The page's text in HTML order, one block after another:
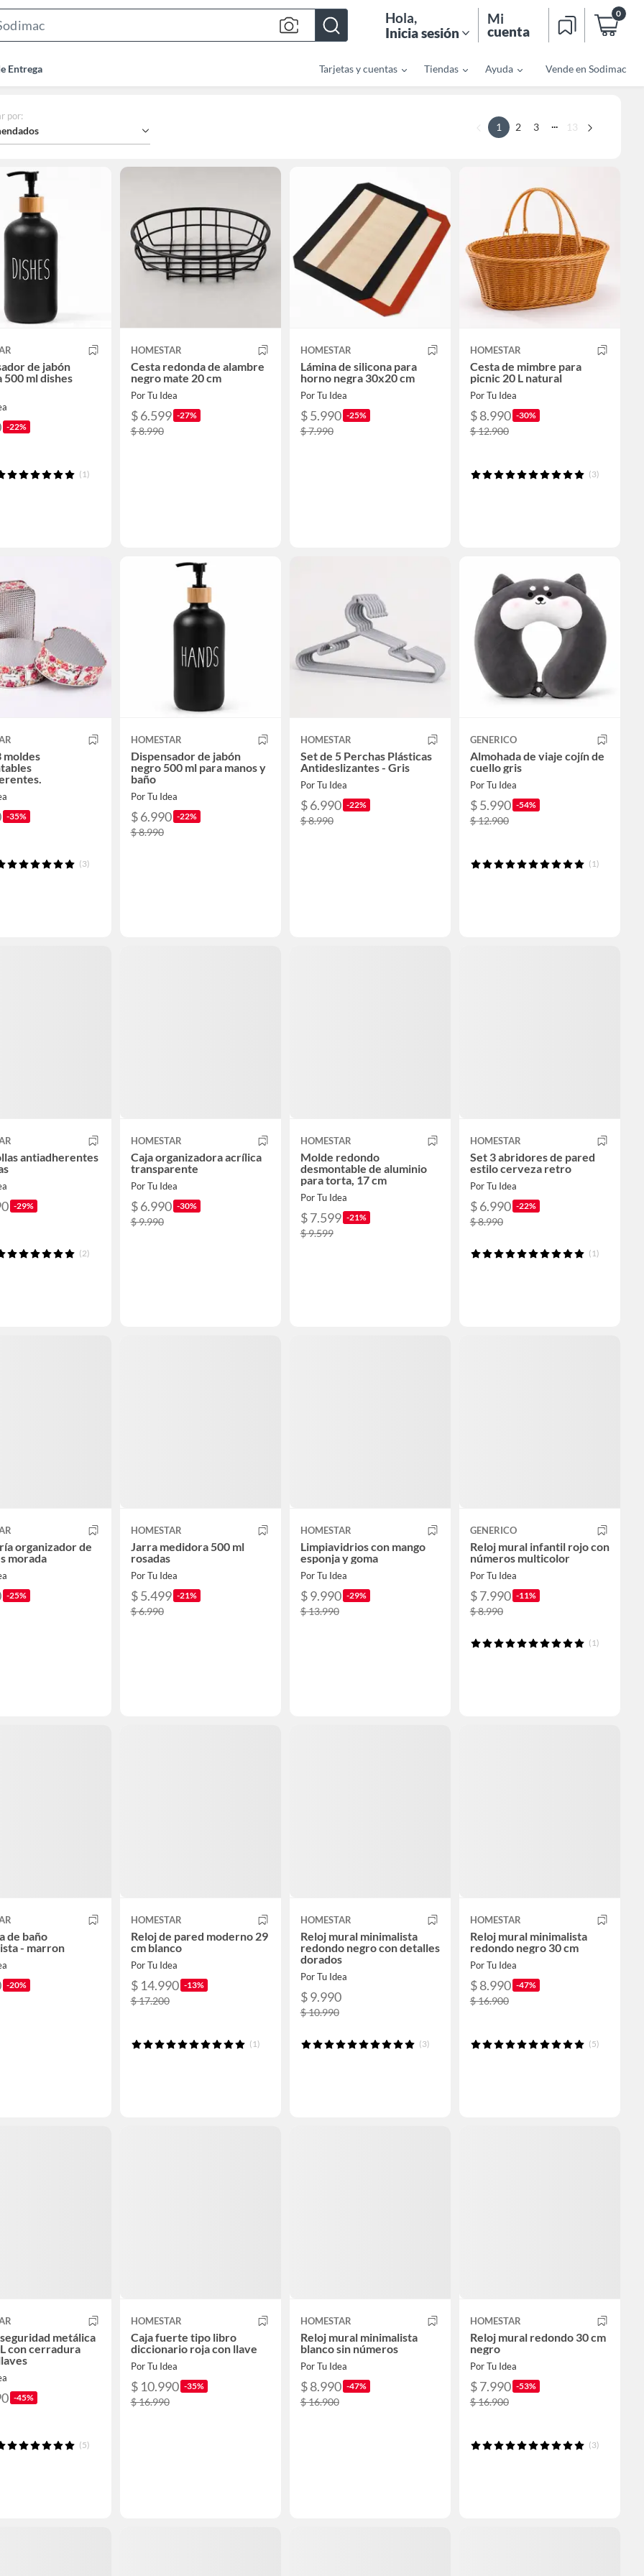
Bar
Hola,
Inicia sesión
Mi
cuenta
0
Entrega Tarjetas y cuentas Tiendas Ayuda Vende en Sodimac
por:
1 2 3 ... 13
de jabón
500 ml dishes
-22%
(1)
HOMESTAR
Cesta redonda de alambre
negro mate 20 cm
Por Tu Idea
$ 6.599 -27%
$ 8.990
HOMESTAR
Lámina de silicona para
horno negra 30x20 cm
Por Tu Idea
$ 5.990 -25%
$ 7.990
HOMESTAR
Cesta de mimbre para
picnic 20 L natural
Por Tu Idea
$ 8.990 -30%
$ 12.900
(3)
moldes
-35%
(3)
HOMESTAR
Dispensador de jabón
negro 500 ml para manos y
baño
Por Tu Idea
$ 6.990 -22%
$ 8.990
HOMESTAR
Set de 5 Perchas Plásticas
Antideslizantes - Gris
Por Tu Idea
$ 6.990 -22%
$ 8.990
GENERICO
Almohada de viaje cojín de
cuello gris
Por Tu Idea
$ 5.990 -54%
$ 12.900
(1)
antiadherentes
-29%
(2)
HOMESTAR
Caja organizadora acrílica
transparente
Por Tu Idea
$ 6.990 -30%
$ 9.990
HOMESTAR
Molde redondo
desmontable de aluminio
para torta, 17 cm
Por Tu Idea
$ 7.599 -21%
$ 9.599
HOMESTAR
Set 3 abridores de pared
estilo cerveza retro
Por Tu Idea
$ 6.990 -22%
$ 8.990
(1)
organizador de
morada
-25%
HOMESTAR
Jarra medidora 500 ml
rosadas
Por Tu Idea
$ 5.499 -21%
$ 6.990
HOMESTAR
Limpiavidrios con mango
esponja y goma
Por Tu Idea
$ 9.990 -29%
$ 13.990
GENERICO
Reloj mural infantil rojo con
números multicolor
Por Tu Idea
$ 7.990 -11%
$ 8.990
(1)
de baño
- marron
-20%
HOMESTAR
Reloj de pared moderno 29
cm blanco
Por Tu Idea
$ 14.990 -13%
$ 17.200
(1)
HOMESTAR
Reloj mural minimalista
redondo negro con detalles
dorados
Por Tu Idea
$ 9.990
$ 10.990
(3)
HOMESTAR
Reloj mural minimalista
redondo negro 30 cm
Por Tu Idea
$ 8.990 -47%
$ 16.900
(5)
metálica
con cerradura
-45%
(5)
HOMESTAR
Caja fuerte tipo libro
diccionario roja con llave
Por Tu Idea
$ 10.990 -35%
$ 16.990
HOMESTAR
Reloj mural minimalista
blanco sin números
Por Tu Idea
$ 8.990 -47%
$ 16.900
HOMESTAR
Reloj mural redondo 30 cm
negro
Por Tu Idea
$ 7.990 -53%
$ 16.900
(3)